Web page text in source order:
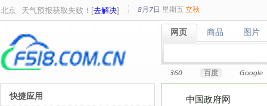
北京 天气预报获取失败！[去解决] 8月7日 星期五 立秋
网页
网页 商品
商品 图片
图片
360 百度 Google
中国政府网
快捷应用